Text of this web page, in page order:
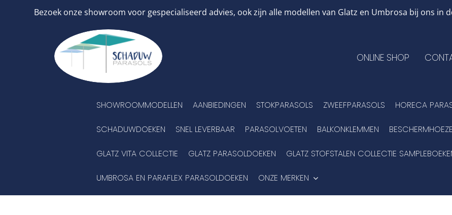
Bezoek onze showroom voor gespecialiseerd advies, ook zijn alle modellen van Glatz en Umbrosa bij ons
ONLINE SHOP
SHOWROOMMODELLEN AANBIEDINGEN STOKPARASOLS ZWEEFPARASOLS HORECA
SCHADUWDOEKEN SNEL LEVERBAAR PARASOLVOETEN BALKONKLEMMEN
GLATZ VITA COLLECTIE GLATZ PARASOLDOEKEN GLATZ STOFSTALEN COLLECTIE
UMBROSA EN PARAFLEX PARASOLDOEKEN ONZE MERKEN